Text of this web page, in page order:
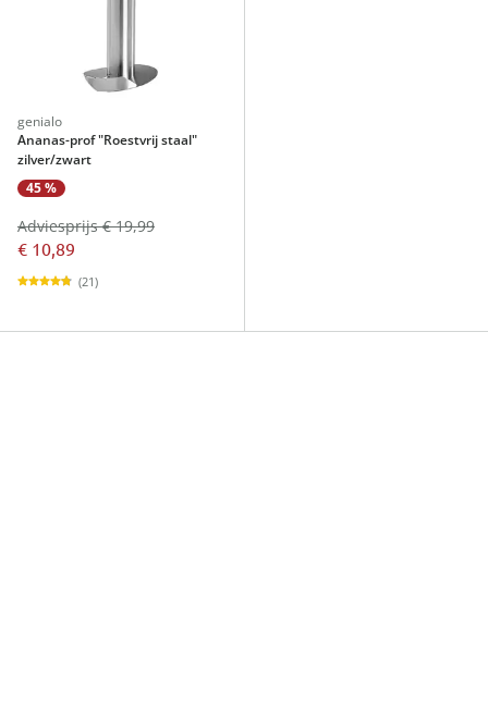
genialo
Ananas-prof "Roestvrij staal"
zilver/zwart
45 %
€ 10,89
Adviesprijs € 19,99
(21)